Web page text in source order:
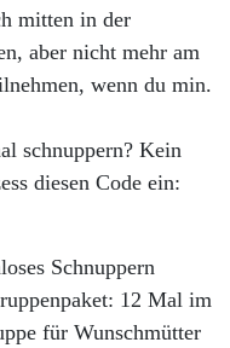
mitten in der
aber nicht mehr am
wenn du min.
schnuppern? Kein
diesen Code ein:
Schnuppern
12 Mal im
für Wunschmütter